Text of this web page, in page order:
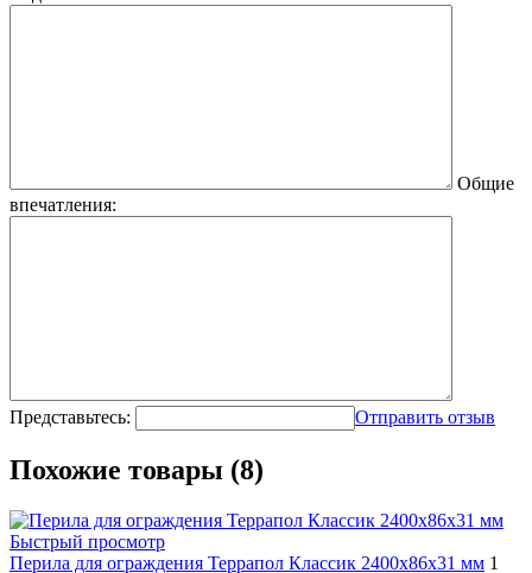
Общие
впечатления:
Представьтесь: Отправить отзыв
Похожие товары (8)
Быстрый просмотр
Перила для ограждения Террапол Классик 2400x86x31 мм 1